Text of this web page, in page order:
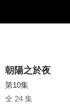
朝陽之於夜
第10集
全 24 集